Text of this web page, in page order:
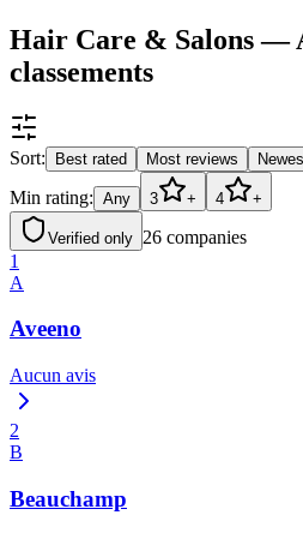
Hair Care & Salons —
classements
Sort: Best rated Most reviews
Min rating: Any 3 + 4 +
Verified only 26 companies
1
A
Aveeno
Aucun avis
2
B
Beauchamp